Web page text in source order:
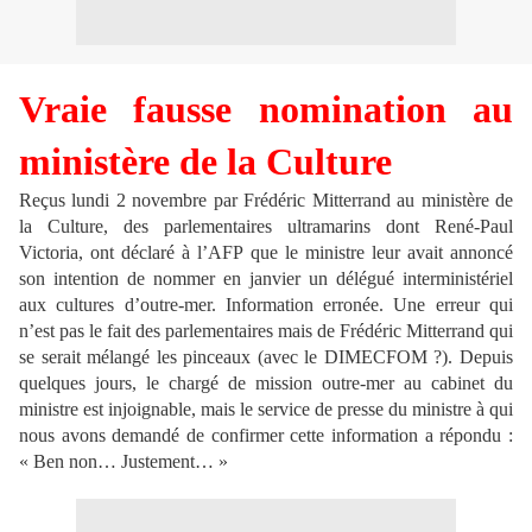
Vraie fausse nomination au
ministère de la Culture
Reçus lundi 2 novembre par Frédéric Mitterrand au ministère de
la Culture, des parlementaires ultramarins dont René-Paul
Victoria, ont déclaré à l’AFP que le ministre leur avait annoncé
son intention de nommer en janvier un délégué interministériel
aux cultures d’outre-mer. Information erronée. Une erreur qui
n’est pas le fait des parlementaires mais de Frédéric Mitterrand qui
se serait mélangé les pinceaux (avec le DIMECFOM ?). Depuis
quelques jours, le chargé de mission outre-mer au cabinet du
ministre est injoignable, mais le service de presse du ministre à qui
nous avons demandé de confirmer cette information a répondu :
« Ben non… Justement… »